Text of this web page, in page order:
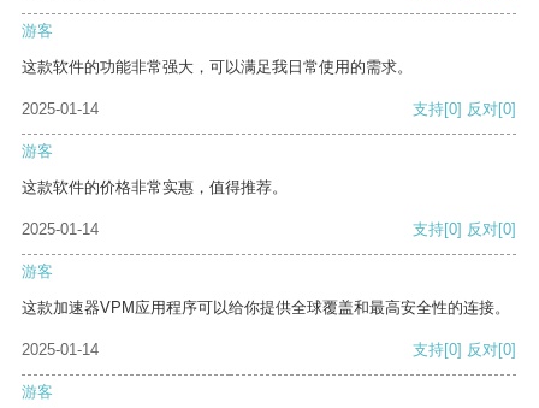
游客
这款软件的功能非常强大，可以满足我日常使用的需求。
2025-01-14 支持[0] 反对[0]
游客
这款软件的价格非常实惠，值得推荐。
2025-01-14 支持[0] 反对[0]
游客
这款加速器VPM应用程序可以给你提供全球覆盖和最高安全性的连接。
2025-01-14 支持[0] 反对[0]
游客